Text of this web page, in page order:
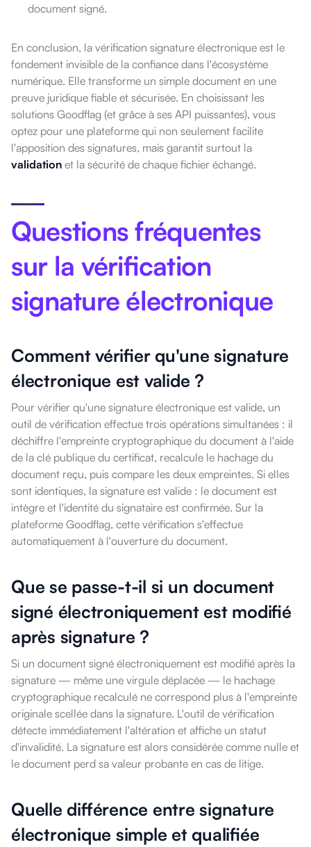
document signé.
En conclusion, la vérification signature électronique est le
fondement invisible de la confiance dans l'écosystème
numérique. Elle transforme un simple document en une
preuve juridique fiable et sécurisée. En choisissant les
solutions Goodflag (et grâce à ses API puissantes), vous
optez pour une plateforme qui non seulement facilite
l'apposition des signatures, mais garantit surtout la
validation et la sécurité de chaque fichier échangé.
Questions fréquentes
sur la vérification
signature électronique
Comment vérifier qu'une signature
électronique est valide ?
Pour vérifier qu'une signature électronique est valide, un
outil de vérification effectue trois opérations simultanées : il
déchiffre l'empreinte cryptographique du document à l'aide
de la clé publique du certificat, recalcule le hachage du
document reçu, puis compare les deux empreintes. Si elles
sont identiques, la signature est valide : le document est
intègre et l'identité du signataire est confirmée. Sur la
plateforme Goodflag, cette vérification s'effectue
automatiquement à l'ouverture du document.
Que se passe-t-il si un document
signé électroniquement est modifié
après signature ?
Si un document signé électroniquement est modifié après la
signature — même une virgule déplacée — le hachage
cryptographique recalculé ne correspond plus à l'empreinte
originale scellée dans la signature. L'outil de vérification
détecte immédiatement l'altération et affiche un statut
d'invalidité. La signature est alors considérée comme nulle et
le document perd sa valeur probante en cas de litige.
Quelle différence entre signature
électronique simple et qualifiée